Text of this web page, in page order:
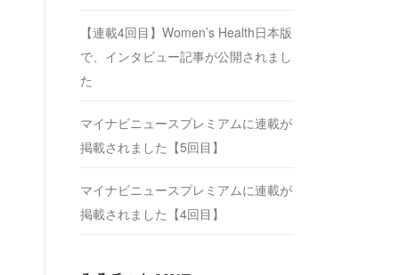
【連載4回目】Women’s Health日本版
で、インタビュー記事が公開されまし
た
マイナビニュースプレミアムに連載が
掲載されました【5回目】
マイナビニュースプレミアムに連載が
掲載されました【4回目】